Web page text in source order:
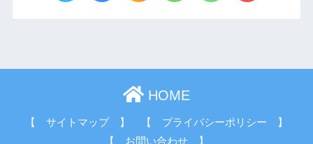
HOME
【 サイトマップ 】
【 プライバシーポリシー 】
【 お問い合わせ 】